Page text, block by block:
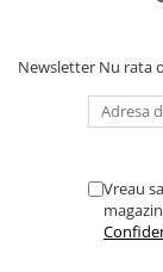
Anime
Transformers
Modele Revell
Newsletter Nu rata
Vreau